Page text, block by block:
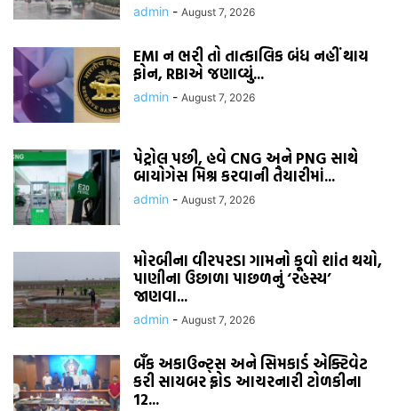
admin - August 7, 2026
EMI ન ભરી તો તાત્કાલિક બંધ નહીં થાય
ફોન, RBIએ જણાવ્યું...
admin - August 7, 2026
પેટ્રોલ પછી, હવે CNG અને PNG સાથે
બાયોગેસ મિશ્ર કરવાની તૈયારીમાં...
admin - August 7, 2026
મોરબીના વીરપરડા ગામનો કૂવો શાંત થયો,
પાણીના ઉછાળા પાછળનું ‘રહસ્ય’
જાણવા...
admin - August 7, 2026
બૅંક અકાઉન્ટ્સ અને સિમકાર્ડ એક્ટિવેટ
કરી સાયબર ફ્રોડ આચરનારી ટોળકીના
12...